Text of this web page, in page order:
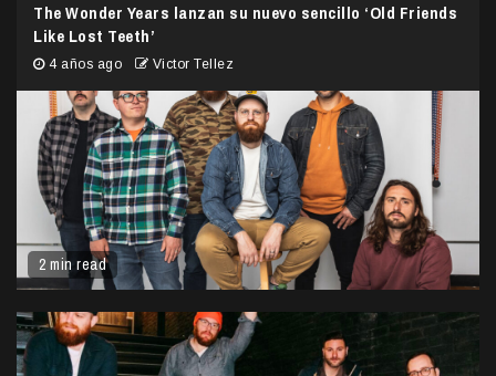
2 min read
The Wonder Years lanzan su nuevo sencillo ‘Old Friends
Like Lost Teeth’
4 años ago Victor Tellez